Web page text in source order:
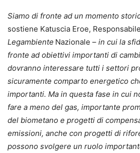
Siamo di fronte ad un momento
sostiene Katuscia Eroe,
Legambiente Nazionale – in cui la
fronte ad obiettivi importanti di
dovranno interessare tutti i settori
sicuramente comparto energetico
importanti. Ma in questa fase in cui
fare a meno del gas, importante
del biometano e progetti di
emissioni, anche con progetti di
possono svolgere un ruolo